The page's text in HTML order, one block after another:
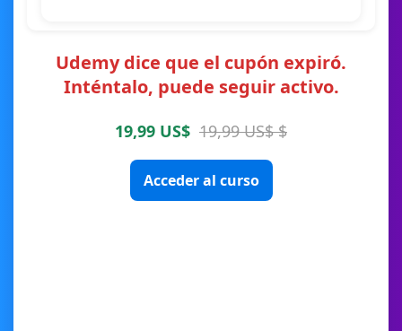
Udemy dice que el cupón expiró.
Inténtalo, puede seguir activo.
19,99 US$ 19,99 US$ $
Acceder al curso